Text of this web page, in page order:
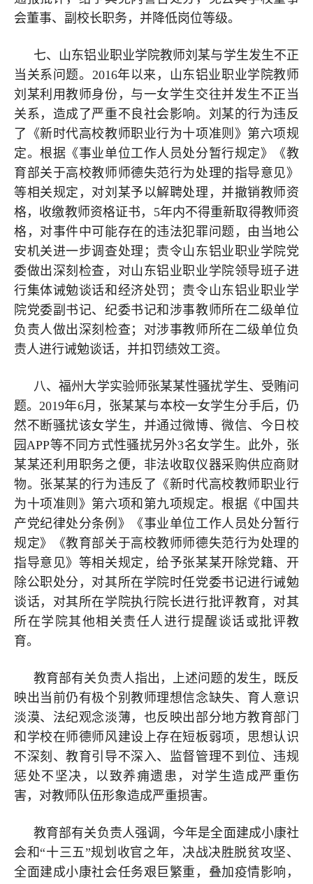
会董事、副校长职务，并降低岗位等级。
七、山东铝业职业学院教师刘某与学生发生不正
当关系问题。2016年以来，山东铝业职业学院教师
刘某利用教师身份，与一女学生交往并发生不正当
关系，造成了严重不良社会影响。刘某的行为违反
了《新时代高校教师职业行为十项准则》第六项规
定。根据《事业单位工作人员处分暂行规定》《教
育部关于高校教师师德失范行为处理的指导意见》
等相关规定，对刘某予以解聘处理，并撤销教师资
格，收缴教师资格证书，5年内不得重新取得教师资
格，对事件中可能存在的违法犯罪问题，由当地公
安机关进一步调查处理；责令山东铝业职业学院党
委做出深刻检查，对山东铝业职业学院领导班子进
行集体诫勉谈话和经济处罚；责令山东铝业职业学
院党委副书记、纪委书记和涉事教师所在二级单位
负责人做出深刻检查；对涉事教师所在二级单位负
责人进行诫勉谈话，并扣罚绩效工资。
八、福州大学实验师张某某性骚扰学生、受贿问
题。2019年6月，张某某与本校一女学生分手后，仍
然不断骚扰该女学生，并通过微博、微信、今日校
园APP等不同方式性骚扰另外3名女学生。此外，张
某某还利用职务之便，非法收取仪器采购供应商财
物。张某某的行为违反了《新时代高校教师职业行
为十项准则》第六项和第九项规定。根据《中国共
产党纪律处分条例》《事业单位工作人员处分暂行
规定》《教育部关于高校教师师德失范行为处理的
指导意见》等相关规定，给予张某某开除党籍、开
除公职处分，对其所在学院时任党委书记进行诫勉
谈话，对其所在学院执行院长进行批评教育，对其
所在学院其他相关责任人进行提醒谈话或批评教
育。
教育部有关负责人指出，上述问题的发生，既反
映出当前仍有极个别教师理想信念缺失、育人意识
淡漠、法纪观念淡薄，也反映出部分地方教育部门
和学校在师德师风建设上存在短板弱项，思想认识
不深刻、教育引导不深入、监督管理不到位、违规
惩处不坚决，以致养痈遗患，对学生造成严重伤
害，对教师队伍形象造成严重损害。
教育部有关负责人强调，今年是全面建成小康社
会和“十三五”规划收官之年，决战决胜脱贫攻坚、
全面建成小康社会任务艰巨繁重，叠加疫情影响，